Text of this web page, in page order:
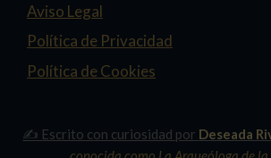
Aviso Legal
Política de Privacidad
Política de Cookies
✍️ Escrito con curiosidad por Deseada